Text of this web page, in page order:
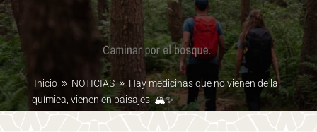
Inicio 9 NOTICIAS 9 Hay medicinas que no vienen de la
química, vienen en paisajes. 🏔️✨